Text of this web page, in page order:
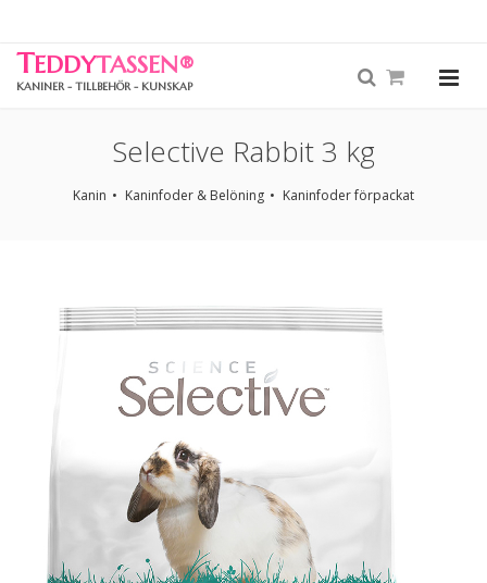
TEDDYTASSEN®
KANINER - TILLBEHÖR - KUNSKAP
Selective Rabbit 3 kg
Kanin Kaninfoder & Belöning Kaninfoder förpackat